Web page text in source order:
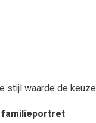
stijl waarde de
familieportret